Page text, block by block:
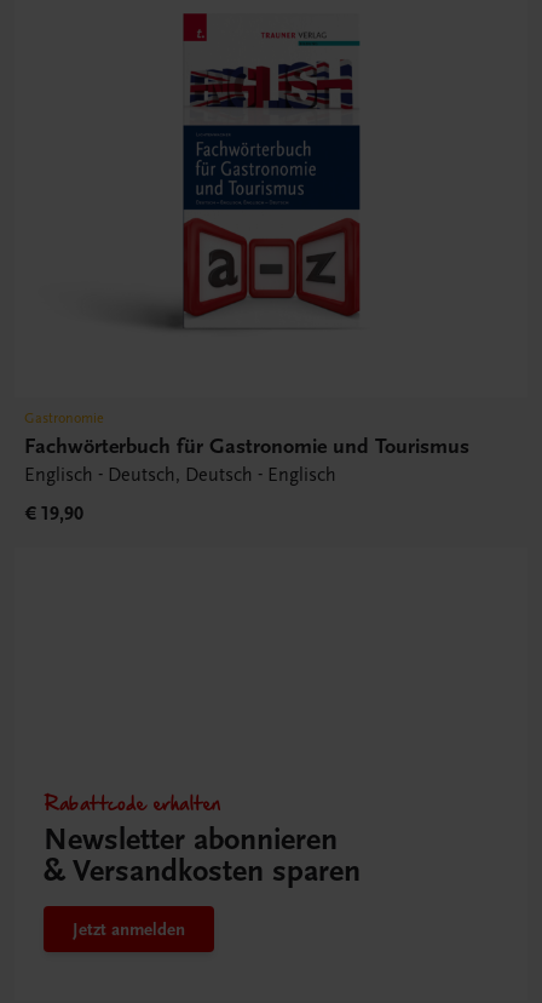
Gastronomie
Fachwörterbuch für Gastronomie und Tourismus
Englisch - Deutsch, Deutsch - Englisch
€ 19,90
Rabattcode erhalten
Newsletter abonnieren
& Versandkosten sparen
Jetzt anmelden